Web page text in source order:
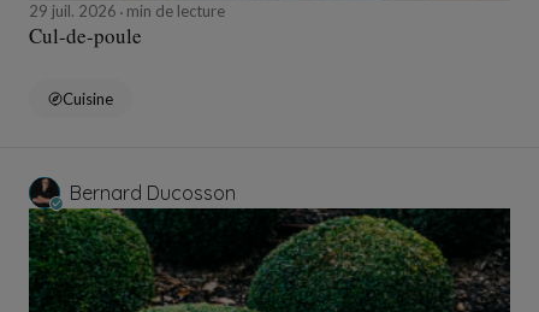
29 juil. 2026 min de lecture
Cul-de-poule
Cuisine
Bernard Ducosson